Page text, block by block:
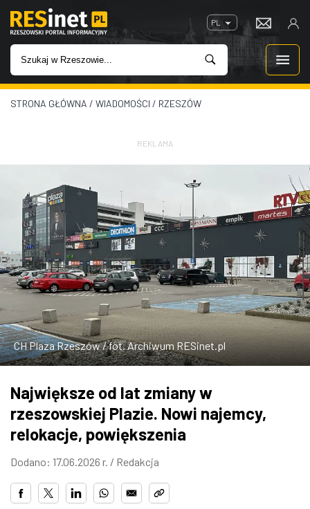
PL
WIADOMOŚCI
IMPREZY
ROZRYWKA
W KINACH
GASTRONOMIA
ZDJĘCIA
W RZESZOWIE
STRONA GŁÓWNA / WIADOMOŚCI / RZESZÓW
REKLAMA
CH Plaza Rzeszów / fot. Archiwum RESinet.pl
Największe od lat zmiany w
rzeszowskiej Plazie. Nowi najemcy,
relokacje, powiększenia
Dodano: 17.06.2026 r. / Redakcja